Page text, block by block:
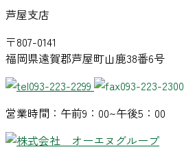
芦屋支店
〒807-0141
福岡県遠賀郡芦屋町山鹿38番6号
093-223-2299
093-223-2300
営業時間：午前9：00~午後5：00